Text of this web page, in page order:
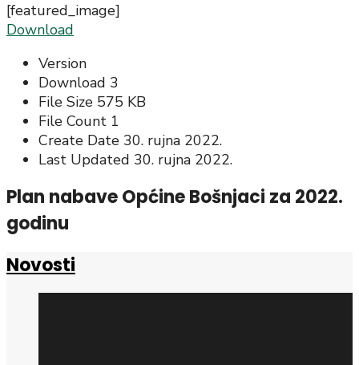
[featured_image]
Download
Version
Download 3
File Size 575 KB
File Count 1
Create Date 30. rujna 2022.
Last Updated 30. rujna 2022.
Plan nabave Općine Bošnjaci za 2022.
godinu
Novosti